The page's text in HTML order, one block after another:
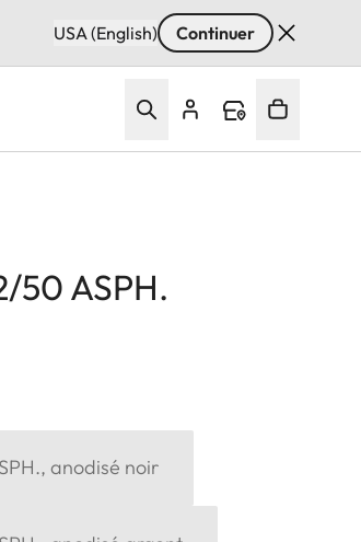
USA (English) Continuer
50 ASPH.
anodisé noir